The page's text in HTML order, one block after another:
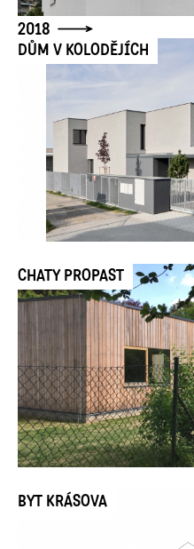
2018
DŮM V KOLODĚJÍCH
CHATY PROPAST
BYT KRÁSOVA